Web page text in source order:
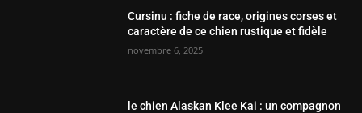
Cursinu : fiche de race, origines corses et
caractère de ce chien rustique et fidèle
novembre 6, 2025
le chien Alaskan Klee Kai : un compagnon